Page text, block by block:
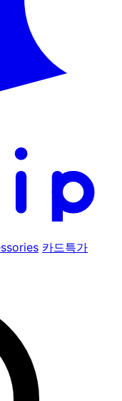
카드특가